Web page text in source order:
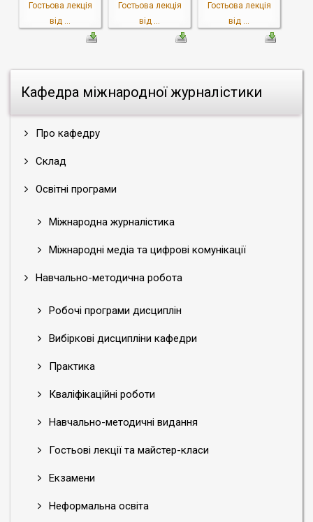
Кафедра міжнародної журналістики
Про кафедру
Склад
Освітні програми
Міжнародна журналістика
Міжнародні медіа та цифрові комунікації
Навчально-методична робота
Робочі програми дисциплін
Вибіркові дисципліни кафедри
Практика
Кваліфікаційні роботи
Навчально-методичні видання
Гостьові лекції та майстер-класи
Екзамени
Неформальна освіта
Гостьова лекція
від ...
Гостьова лекція
від ...
Гостьова лекція
від ...